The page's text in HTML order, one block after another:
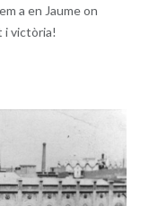
a en Jaume on
i victòria!